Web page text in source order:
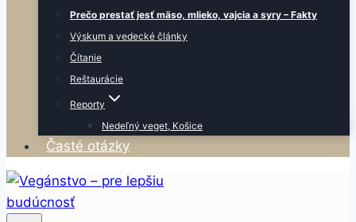
Prečo prestať jesť mäso, mlieko, vajcia a syry – Fakty
Výskum a vedecké články
Čítanie
Reštaurácie
Reporty
Nedeľný veget, Košice
Časté otázky